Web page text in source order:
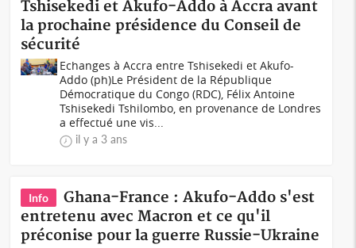
Tshisekedi et Akufo-Addo à Accra avant
la prochaine présidence du Conseil de
sécurité
Echanges à Accra entre Tshisekedi et Akufo-
Addo (ph)Le Président de la République
Démocratique du Congo (RDC), Félix Antoine
Tshisekedi Tshilombo, en provenance de Londres
a effectué une vis...
il y a 3 ans
Info
Ghana-France : Akufo-Addo s'est
entretenu avec Macron et ce qu'il
préconise pour la guerre Russie-Ukraine